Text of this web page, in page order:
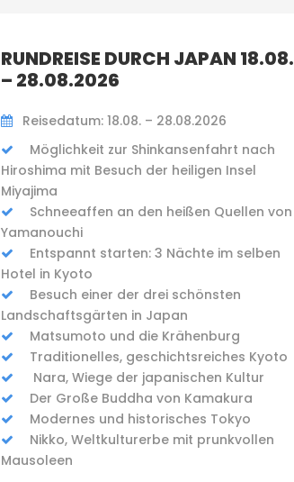
RUNDREISE DURCH JAPAN 18.08.
– 28.08.2026
Reisedatum: 18.08. – 28.08.2026
Möglichkeit zur Shinkansenfahrt nach
Hiroshima mit Besuch der heiligen Insel
Miyajima
Schneeaffen an den heißen Quellen von
Yamanouchi
Entspannt starten: 3 Nächte im selben
Hotel in Kyoto
Besuch einer der drei schönsten
Landschaftsgärten in Japan
Matsumoto und die Krähenburg
Traditionelles, geschichtsreiches Kyoto
Nara, Wiege der japanischen Kultur
Der Große Buddha von Kamakura
Modernes und historisches Tokyo
Nikko, Weltkulturerbe mit prunkvollen
Mausoleen